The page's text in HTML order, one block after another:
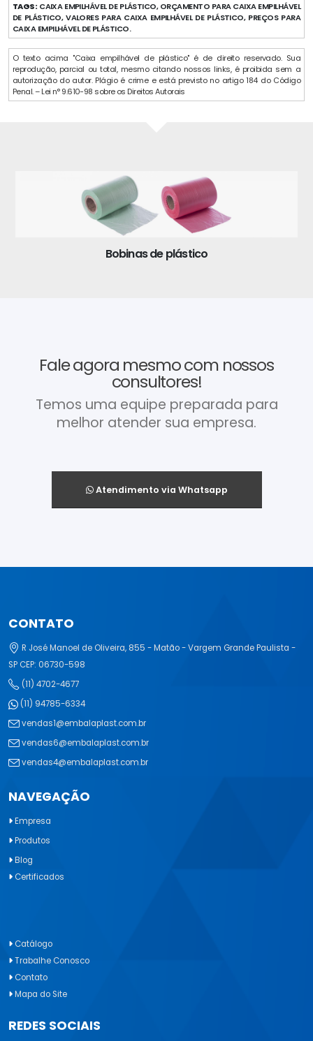
TAGS: CAIXA EMPILHÁVEL DE PLÁSTICO, ORÇAMENTO PARA CAIXA EMPILHÁVEL
DE PLÁSTICO, VALORES PARA CAIXA EMPILHÁVEL DE PLÁSTICO, PREÇOS PARA
CAIXA EMPILHÁVEL DE PLÁSTICO.
O texto acima "Caixa empilhável de plástico" é de direito reservado. Sua
reprodução, parcial ou total, mesmo citando nossos links, é proibida sem a
autorização do autor. Plágio é crime e está previsto no artigo 184 do Código
Penal. – Lei n° 9.610-98 sobre os Direitos Autorais
Bobinas de plástico
Fale agora mesmo com nossos
consultores!
Temos uma equipe preparada para
melhor atender sua empresa.
Atendimento via Whatsapp
CONTATO
R José Manoel de Oliveira, 855 - Matão - Vargem Grande Paulista -
SP CEP: 06730-598
(11) 4702-4677
(11) 94785-6334
vendas1@embalaplast.com.br
vendas6@embalaplast.com.br
vendas4@embalaplast.com.br
NAVEGAÇÃO
Empresa
Produtos
Blog
Certificados
Catálogo
Trabalhe Conosco
Contato
Mapa do Site
REDES SOCIAIS